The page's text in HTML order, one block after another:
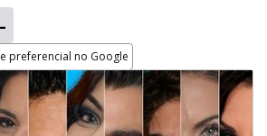
preferencial no Google